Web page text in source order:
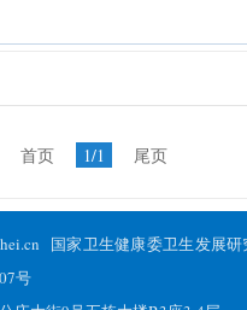
首页 1/1 尾页
国家卫生健康委卫生发展
号